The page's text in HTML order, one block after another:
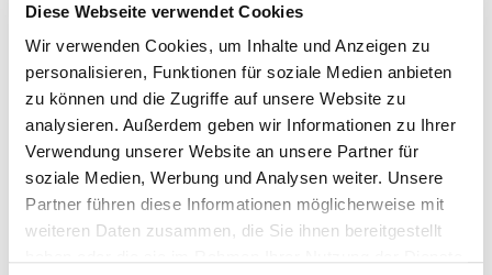
Diese Webseite verwendet Cookies
Wir verwenden Cookies, um Inhalte und Anzeigen zu
personalisieren, Funktionen für soziale Medien anbieten
zu können und die Zugriffe auf unsere Website zu
analysieren. Außerdem geben wir Informationen zu Ihrer
Verwendung unserer Website an unsere Partner für
soziale Medien, Werbung und Analysen weiter. Unsere
Partner führen diese Informationen möglicherweise mit
weiteren Daten zusammen, die Sie ihnen bereitgestellt
Preis auf Anfrage
ARTIKEL ANFRAGEN